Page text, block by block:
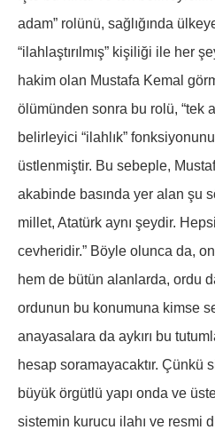
adam” rolünü, sağlığında
“ilahlaştırılmış” kişiliği ile her
hakim olan Mustafa Kemal
ölümünden sonra bu rolü, “tek
belirleyici “ilahlık”
üstlenmiştir. Bu sebeple,
akabinde basında yer alan şu
millet, Atatürk aynı şeydir.
cevheridir.” Böyle olunca da,
hem de bütün alanlarda, ordu
ordunun bu konumuna kimse
anayasalara da aykırı bu
hesap soramayacaktır. Çünkü
büyük örgütlü yapı onda ve
sistemin kurucu ilahı ve resmi